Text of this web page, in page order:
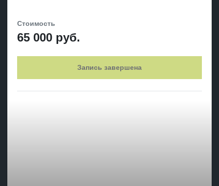
Стоимость
65 000 руб.
Запись завершена